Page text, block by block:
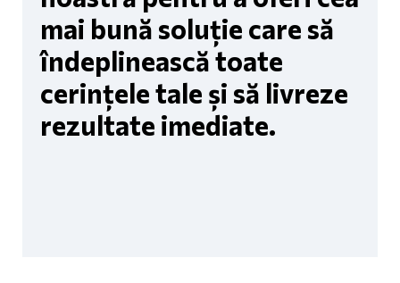
mai bună soluție care să
îndeplinească toate
cerințele tale și să livreze
rezultate imediate.